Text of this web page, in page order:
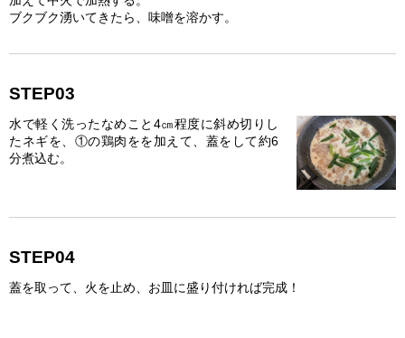
ブクブク湧いてきたら、味噌を溶かす。
STEP03
水で軽く洗ったなめこと4㎝程度に斜め切りし
たネギを、①の鶏肉をを加えて、蓋をして約6
分煮込む。
STEP04
蓋を取って、火を止め、お皿に盛り付ければ完成！